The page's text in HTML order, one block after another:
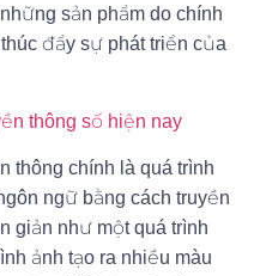
sản phẩm do chính
đẩy sự phát triển của
thông chính là quá trình
ngữ bằng cách truyền
giản như một quá trình
ảnh tạo ra nhiều màu